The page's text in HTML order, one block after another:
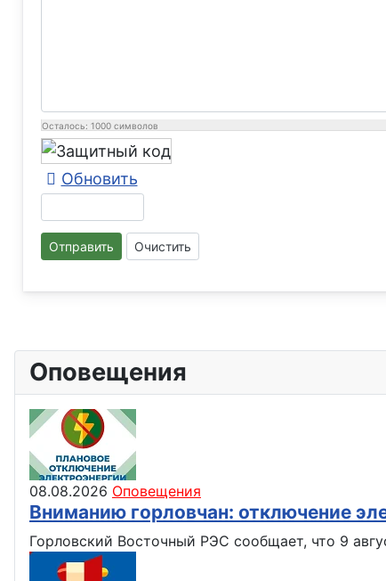
Осталось: 1000 символов
Обновить
Отправить Очистить
Оповещения
08.08.2026 Оповещения
Вниманию горловчан: отключение
Горловский Восточный РЭС сообщает, что 9